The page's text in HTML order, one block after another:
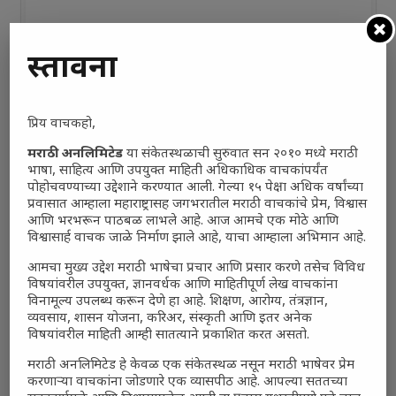
Polls
भारत–अमेरिका संबंध भारतासाठी फायदेशीर आहेत का?
काही प्रमाणात फायदेशीर(0%, 0 Votes)
खूप फायदेशीर(0%, 3 Votes)
फारसे फायदेशीर नाहीत(0%, 0 Votes)
नुकसानकारक(0%, 6 Votes)
प्रस्तावना
प्रिय वाचकहो,
मराठी अनलिमिटेड या संकेतस्थळाची सुरुवात सन २०१० मध्ये मराठी
भाषा, साहित्य आणि उपयुक्त माहिती अधिकाधिक वाचकांपर्यंत
पोहोचवण्याच्या उद्देशाने करण्यात आली. गेल्या १५ पेक्षा अधिक वर्षांच्या
प्रवासात आम्हाला महाराष्ट्रासह जगभरातील मराठी वाचकांचे प्रेम, विश्वास
आणि भरभरून पाठबळ लाभले आहे. आज आमचे एक मोठे आणि
विश्वासार्ह वाचक जाळे निर्माण झाले आहे, याचा आम्हाला अभिमान आहे.
आमचा मुख्य उद्देश मराठी भाषेचा प्रचार आणि प्रसार करणे तसेच विविध
विषयांवरील उपयुक्त, ज्ञानवर्धक आणि माहितीपूर्ण लेख वाचकांना
विनामूल्य उपलब्ध करून देणे हा आहे. शिक्षण, आरोग्य, तंत्रज्ञान,
व्यवसाय, शासन योजना, करिअर, संस्कृती आणि इतर अनेक
विषयांवरील माहिती आम्ही सातत्याने प्रकाशित करत असतो.
मराठी अनलिमिटेड हे केवळ एक संकेतस्थळ नसून मराठी भाषेवर प्रेम
करणाऱ्या वाचकांना जोडणारे एक व्यासपीठ आहे. आपल्या सततच्या